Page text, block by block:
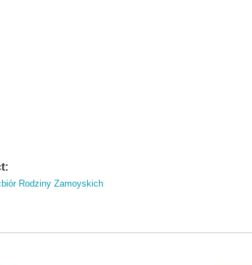
Rodziny Zamoyskich